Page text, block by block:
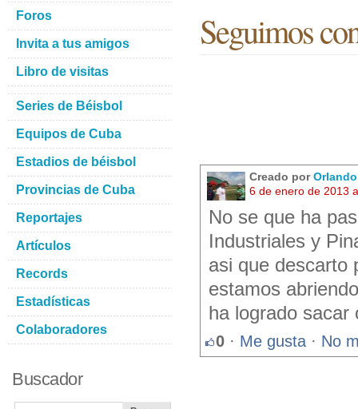
Seguimos
Creado por
6 de enero de 2013
No se que ha
Industriales y
asi que descarto
estamos
ha logrado sacar
0 · Me gusta · No
Foros
Invita a tus amigos
Libro de visitas
Series de Béisbol
Equipos de Cuba
Estadios de béisbol
Provincias de Cuba
Reportajes
Artículos
Records
Estadísticas
Colaboradores
Buscador